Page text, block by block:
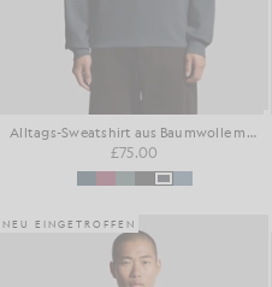
Alltags-Sweatshirt aus Baumwolle mit 1/4-Reißverschluss
£75.00
NEU EINGETROFFEN